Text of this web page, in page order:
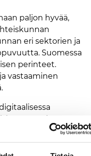
paljon hyvää,
eri sektorien ja
Suomessa
perinteet.
vastaaminen
eri
Häiriöt
toimialojen